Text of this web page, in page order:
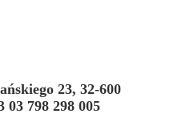
23, 32-600
03 798 298 005